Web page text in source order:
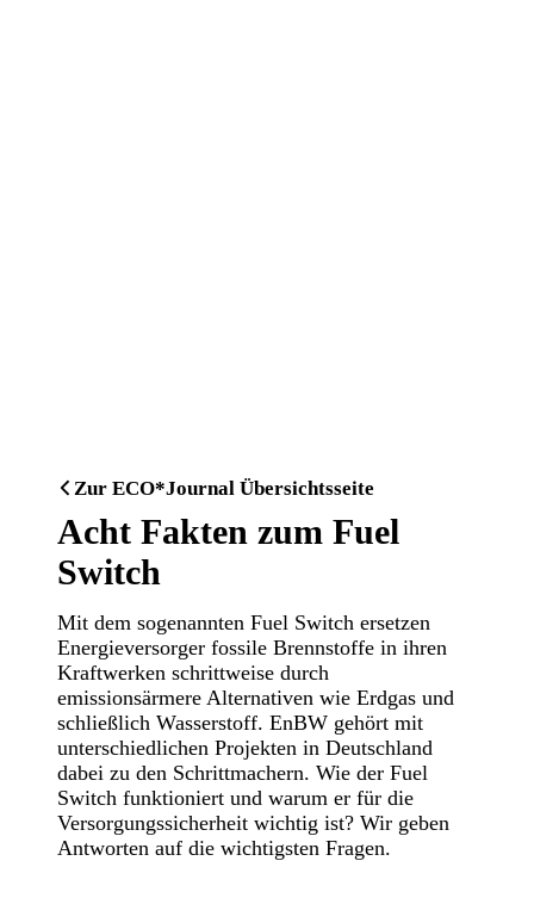
Zur ECO*Journal Übersichtsseite
Acht Fakten zum Fuel
Switch
Mit dem sogenannten Fuel Switch ersetzen
Energieversorger fossile Brennstoffe in ihren
Kraftwerken schrittweise durch
emissionsärmere Alternativen wie Erdgas und
schließlich Wasserstoff. EnBW gehört mit
unterschiedlichen Projekten in Deutschland
dabei zu den Schrittmachern. Wie der Fuel
Switch funktioniert und warum er für die
Versorgungssicherheit wichtig ist? Wir geben
Antworten auf die wichtigsten Fragen.